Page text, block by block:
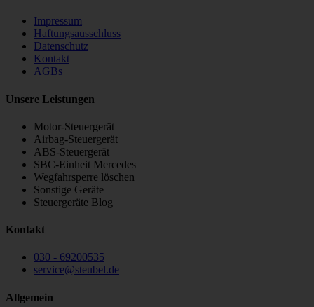
Impressum
Haftungsausschluss
Datenschutz
Kontakt
AGBs
Unsere Leistungen
Motor-Steuergerät
Airbag-Steuergerät
ABS-Steuergerät
SBC-Einheit Mercedes
Wegfahrsperre löschen
Sonstige Geräte
Steuergeräte Blog
Kontakt
030 - 69200535
service@steubel.de
Allgemein